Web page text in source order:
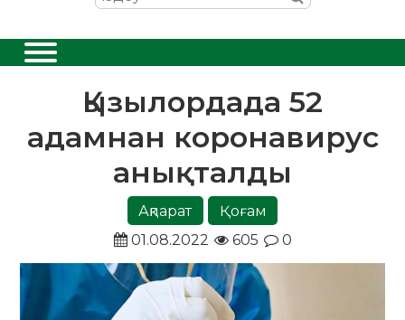
Қызылордада 52
адамнан коронавирус
анықталды
Ақпарат
Қоғам
01.08.2022
605 0